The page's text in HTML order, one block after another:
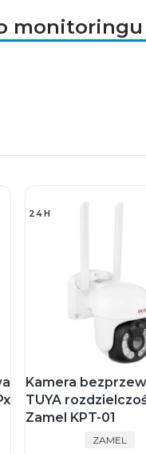
24H
Kamera
TUYA
Zamel KPT-01
ZAMEL